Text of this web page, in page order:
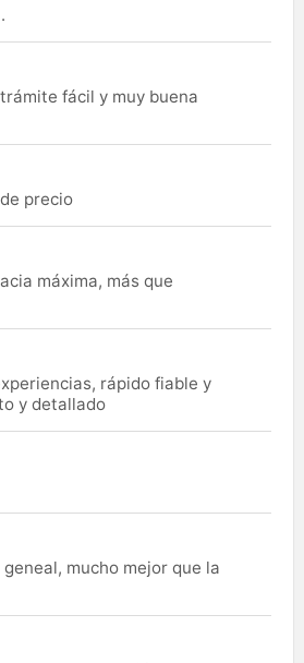
fácil y muy buena
precio
máxima, más que
rápido fiable y
y detallado
mucho mejor que la